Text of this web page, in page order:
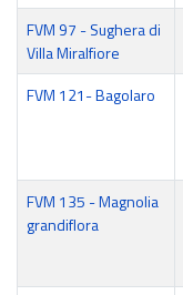
FVM 97 - Sughera di
Villa Miralfiore
FVM 121- Bagolaro
FVM 135 - Magnolia
grandiflora